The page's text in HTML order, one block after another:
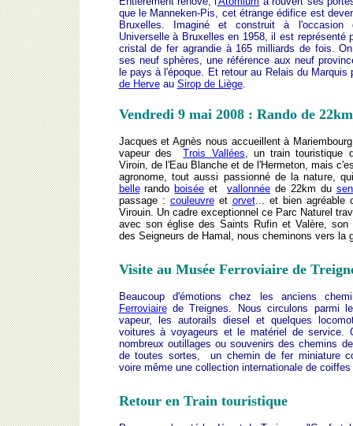
que le Manneken-Pis, cet étrange édifice est
Bruxelles. Imaginé et construit à l'occasion
Universelle à Bruxelles en 1958, il est représenté
cristal de fer agrandie à 165 milliards de fois.
ses neuf sphères, une référence aux neuf
le pays à l'époque. Et retour au Relais du
de Herveau Sirop de Liège.
Vendredi 9 mai 2008 : Rando de
Jacques et Agnès nous accueillent à
vapeur desTrois Vallées, un train touristique
Viroin, de l'Eau Blanche et de l'Hermeton, mais
agronome, tout aussi passionné de la nature,
bellerando boisée etvallonnée de 22km du
passage : couleuvreet orvet... et bien agréable
Virouin. Un cadre exceptionnel ce Parc Naturel
avec son église des Saints Rufin et Valère, son
des Seigneurs de Hamal, nous cheminons vers la
Visite au Musée Ferroviaire de
Beaucoup d'émotions chez les anciens
Ferroviairede Treignes. Nous circulons parmi
vapeur, les autorails diesel et quelques
voitures à voyageurs et le matériel de service.
nombreux outillages ou souvenirs des chemins
de toutes sortes, un chemin de fer miniature
voire même une collection internationale de
Retour en Train touristique